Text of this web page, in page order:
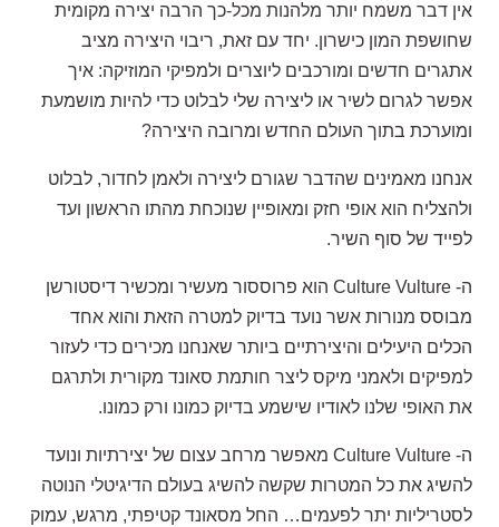
אין דבר משמח יותר מלהנות מכל-כך הרבה יצירה מקומית
שחושפת המון כישרון. יחד עם זאת, ריבוי היצירה מציב
אתגרים חדשים ומורכבים ליוצרים ולמפיקי המוזיקה: איך
אפשר לגרום לשיר או ליצירה שלי לבלוט כדי להיות מושמעת
ומוערכת בתוך העולם החדש ומרובה היצירה?
אנחנו מאמינים שהדבר שגורם ליצירה ולאמן לחדור, לבלוט
ולהצליח הוא אופי חזק ומאופיין שנוכחת מהתו הראשון ועד
לפייד של סוף השיר.
ה- Culture Vulture הוא פרוססור מעשיר ומכשיר דיסטורשן
מבוסס מנורות אשר נועד בדיוק למטרה הזאת והוא אחד
הכלים היעילים והיצירתיים ביותר שאנחנו מכירים כדי לעזור
למפיקים ולאמני מיקס ליצר חותמת סאונד מקורית ולתרגם
את האופי שלנו לאודיו שישמע בדיוק כמונו ורק כמונו.
ה- Culture Vulture מאפשר מרחב עצום של יצירתיות ונועד
להשיג את כל המטרות שקשה להשיג בעולם הדיגיטלי הנוטה
לסטריליות יתר לפעמים… החל מסאונד קטיפתי, מרגש, עמוק